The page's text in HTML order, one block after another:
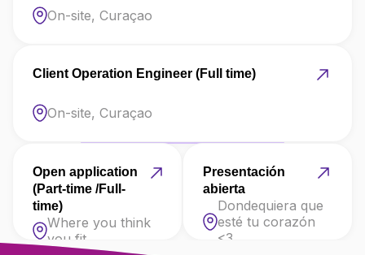
On-site, Curaçao
Client Operation Engineer (Full time)
On-site, Curaçao
Open application
(Part-time /Full-
time)
Where you think
you fit
Presentación
abierta
Dondequiera que
esté tu corazón
<3